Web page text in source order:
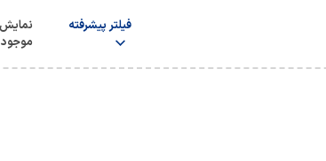
فیلتر پیشرفته
نمایش
موجود